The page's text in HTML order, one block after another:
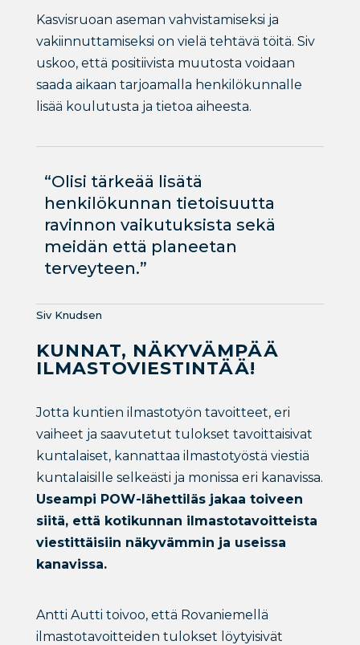
Kasvisruoan aseman vahvistamiseksi ja
vakiinnuttamiseksi on vielä tehtävä töitä. Siv
uskoo, että positiivista muutosta voidaan
saada aikaan tarjoamalla henkilökunnalle
lisää koulutusta ja tietoa aiheesta.
“Olisi tärkeää lisätä
henkilökunnan tietoisuutta
ravinnon vaikutuksista sekä
meidän että planeetan
terveyteen.”
Siv Knudsen
KUNNAT, NÄKYVÄMPÄÄ
ILMASTOVIESTINTÄÄ!
Jotta kuntien ilmastotyön tavoitteet, eri
vaiheet ja saavutetut tulokset tavoittaisivat
kuntalaiset, kannattaa ilmastotyöstä viestiä
kuntalaisille selkeästi ja monissa eri kanavissa.
Useampi POW-lähettiläs jakaa toiveen
siitä, että kotikunnan ilmastotavoitteista
viestittäisiin näkyvämmin ja useissa
kanavissa.
Antti Autti toivoo, että Rovaniemellä
ilmastotavoitteiden tulokset löytyisivät